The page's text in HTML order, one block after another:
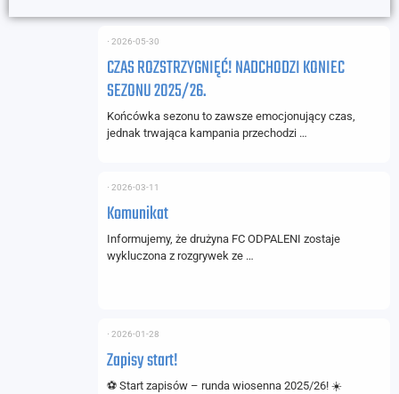
CZAS ROZSTRZYGNIĘĆ! NADCHODZI KONIEC
SEZONU 2025/26.
⋅ 2026-05-30
Końcówka sezonu to zawsze emocjonujący czas,
jednak trwająca kampania przechodzi …
Komunikat
⋅ 2026-03-11
Informujemy, że drużyna FC ODPALENI zostaje
wykluczona z rozgrywek ze …
Zapisy start!
⋅ 2026-01-28
⚽ Start zapisów – runda wiosenna 2025/26! ☀️